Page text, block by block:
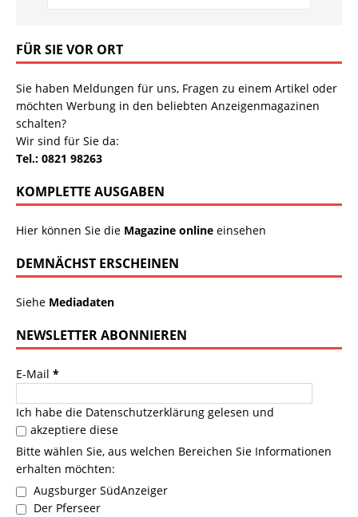
FÜR SIE VOR ORT
Sie haben Meldungen für uns, Fragen zu einem Artikel oder
möchten Werbung in den beliebten Anzeigenmagazinen
schalten?
Wir sind für Sie da:
Tel.: 0821 98263
KOMPLETTE AUSGABEN
Hier können Sie die Magazine online einsehen
DEMNÄCHST ERSCHEINEN
Siehe Mediadaten
NEWSLETTER ABONNIEREN
E-Mail *
Ich habe die Datenschutzerklärung gelesen und
akzeptiere diese
Bitte wählen Sie, aus welchen Bereichen Sie Informationen
erhalten möchten:
Augsburger SüdAnzeiger
Der Pferseer